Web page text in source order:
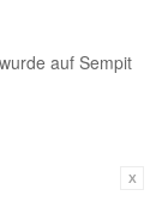
auf Sempit